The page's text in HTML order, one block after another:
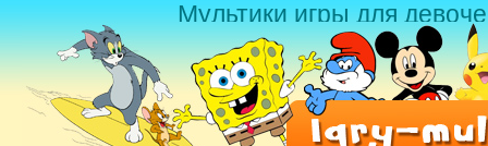
Мультики игры для